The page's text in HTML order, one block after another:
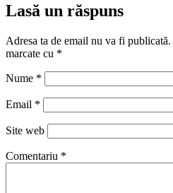
Lasă un răspuns
Adresa ta de email nu va fi publicată.
marcate cu *
Nume *
Email *
Site web
Comentariu *